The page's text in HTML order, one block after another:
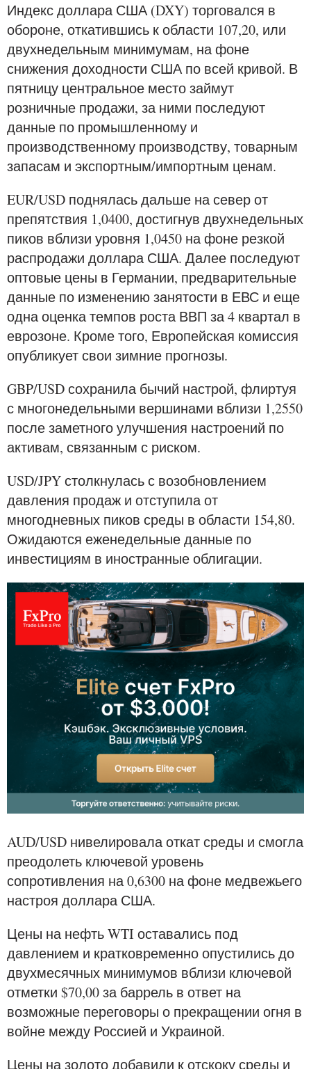
Индекс доллара США (DXY) торговался в
обороне, откатившись к области 107,20, или
двухнедельным минимумам, на фоне
снижения доходности США по всей кривой. В
пятницу центральное место займут
розничные продажи, за ними последуют
данные по промышленному и
производственному производству, товарным
запасам и экспортным/импортным ценам.
EUR/USD поднялась дальше на север от
препятствия 1,0400, достигнув двухнедельных
пиков вблизи уровня 1,0450 на фоне резкой
распродажи доллара США. Далее последуют
оптовые цены в Германии, предварительные
данные по изменению занятости в ЕВС и еще
одна оценка темпов роста ВВП за 4 квартал в
еврозоне. Кроме того, Европейская комиссия
опубликует свои зимние прогнозы.
GBP/USD сохранила бычий настрой, флиртуя
с многонедельными вершинами вблизи 1,2550
после заметного улучшения настроений по
активам, связанным с риском.
USD/JPY столкнулась с возобновлением
давления продаж и отступила от
многодневных пиков среды в области 154,80.
Ожидаются еженедельные данные по
инвестициям в иностранные облигации.
AUD/USD нивелировала откат среды и смогла
преодолеть ключевой уровень
сопротивления на 0,6300 на фоне медвежьего
настроя доллара США.
Цены на нефть WTI оставались под
давлением и кратковременно опустились до
двухмесячных минимумов вблизи ключевой
отметки $70,00 за баррель в ответ на
возможные переговоры о прекращении огня в
войне между Россией и Украиной.
Цены на золото добавили к отскоку среды и